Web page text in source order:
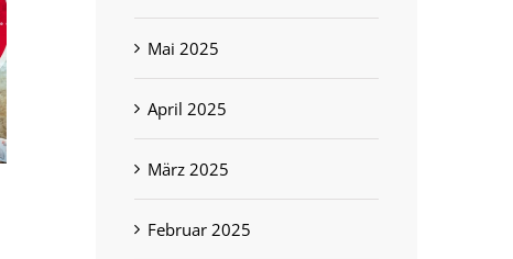
KaufPark Dresden 10. IGEHA – Holdorf
Mai 2025
April 2025
März 2025
Februar 2025